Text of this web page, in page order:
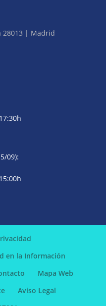
28013 | Madrid
09):
en la Información
Mapa Web
Aviso Legal